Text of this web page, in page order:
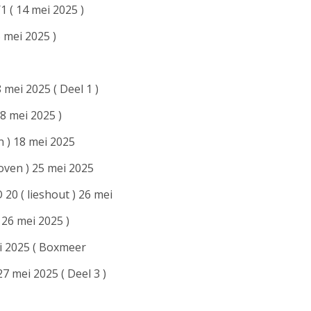
( 14 mei 2025 )
2025 )
2025 ( Deel 1 )
mei 2025 )
) 18 mei 2025
) 25 mei 2025
( lieshout ) 26 mei
mei 2025 )
( Boxmeer
mei 2025 ( Deel 3 )